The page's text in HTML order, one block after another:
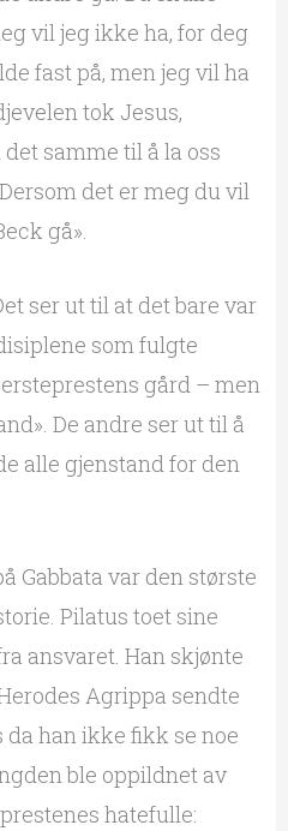
vil jeg ikke ha, for deg
fast på, men jeg vil ha
tok Jesus,
samme til å la oss
det er meg du vil
gå».
ser ut til at det bare var
som fulgte
gård – men
De andre ser ut til å
alle gjenstand for den
Gabbata var den største
Pilatus toet sine
ansvaret. Han skjønte
Agrippa sendte
han ikke fikk se noe
ble oppildnet av
hatefulle: